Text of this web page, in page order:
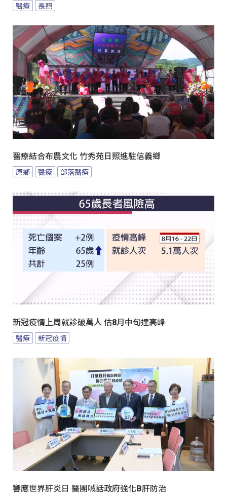
醫療 長照
醫療結合布農文化 竹秀苑日照進駐信義鄉
原鄉 醫療 部落醫療
新冠疫情上周就診破萬人 估8月中旬達高峰
醫療 新冠疫情
響應世界肝炎日 醫團喊話政府強化B肝防治